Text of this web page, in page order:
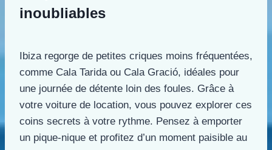
inoubliables
Ibiza regorge de petites criques moins fréquentées,
comme Cala Tarida ou Cala Gració, idéales pour
une journée de détente loin des foules. Grâce à
votre voiture de location, vous pouvez explorer ces
coins secrets à votre rythme. Pensez à emporter
un pique-nique et profitez d’un moment paisible au